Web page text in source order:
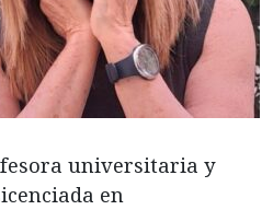
universitaria y
en